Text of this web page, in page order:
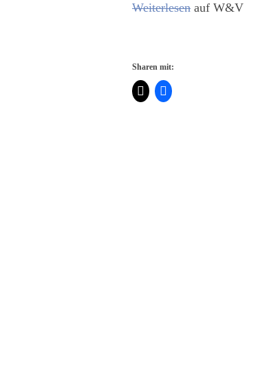
Weiterlesen auf W&V
Sharen mit: